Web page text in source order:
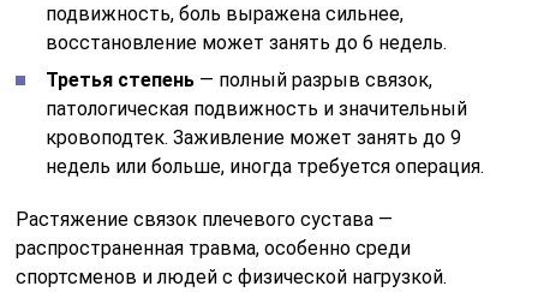
подвижность, боль выражена сильнее,
восстановление может занять до 6 недель.
Третья степень — полный разрыв связок,
патологическая подвижность и значительный
кровоподтек. Заживление может занять до 9
недель или больше, иногда требуется операция.
Растяжение связок плечевого сустава —
распространенная травма, особенно среди
спортсменов и людей с физической нагрузкой.